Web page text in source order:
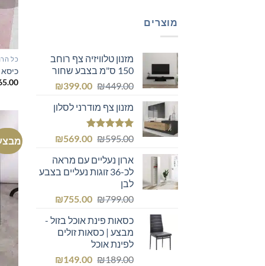
מוצרים
מזנון טלוויזיה צף רוחב
150 ס"מ בצבע שחור
₪449.00
המחיר
היה:
₪449.00.
₪399.00
המחיר
הוא:מזנון צף מודרני לסלון
דורג5.00
₪595.00
המחיר
היה:
₪595.00.
₪569.00
המחיר
הוא:
₪569.00.
ארון נעליים עם מראה
לכ-36 זוגות נעליים בצבע
לבן
₪799.00
המחיר
היה:
₪799.00.
₪755.00
המחיר
הוא:
כסאות פינת אוכל בזול -
מבצע | כסאות זולים
לפינת אוכל
₪189.00
המחיר ₪149.00
המחיר
כל